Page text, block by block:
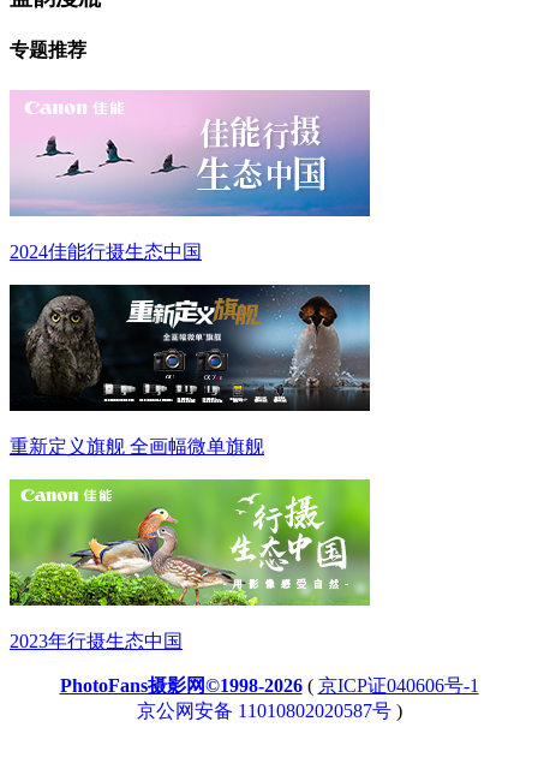
专题推荐
2024佳能行摄生态中国
重新定义旗舰 全画幅微单旗舰
2023年行摄生态中国
PhotoFans摄影网©1998-2026( 京ICP证040606号-1
京公网安备 11010802020587号)